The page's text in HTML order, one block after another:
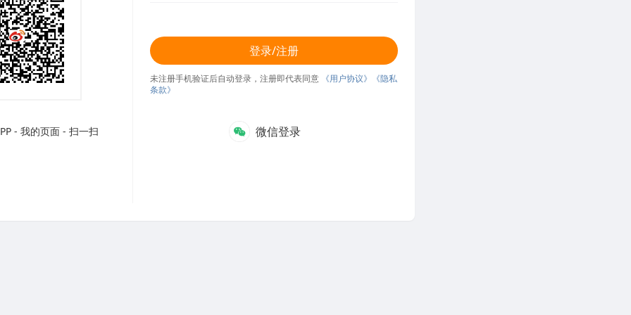
- 我的页面 - 扫一扫
登录/注册
未注册手机验证后自动登录，注册即代表同意 《用户协议》
《隐私
条款》
微信登录